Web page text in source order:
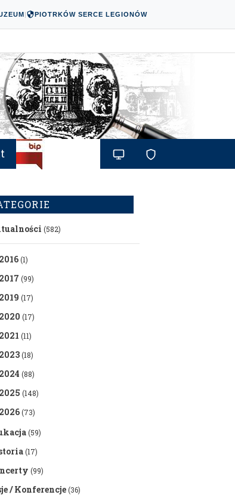
| PIOTRKÓW SERCE LEGIONÓW
(582)
2016(1)
2017 (99)
2019 (17)
2020 (17)
2021 (11)
2023(18)
2024 (88)
2025 (148)
2026(73)
(59)
(17)
(99)
/ Konferencje(36)